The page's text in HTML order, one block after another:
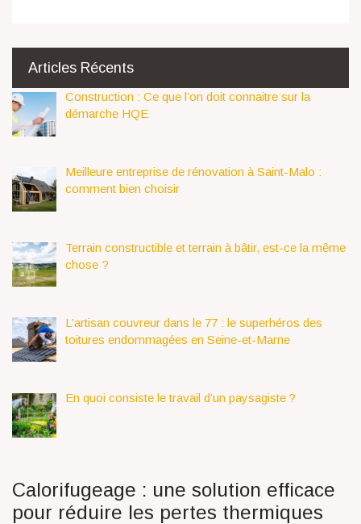
Articles Récents
Construction : Ce que l’on doit connaitre sur la
démarche HQE
Meilleure entreprise de rénovation à Saint-Malo :
comment bien choisir
Terrain constructible et terrain à bâtir, est-ce la même
chose ?
L’artisan couvreur dans le 77 : le superhéros des
toitures endommagées en Seine-et-Marne
En quoi consiste le travail d’un paysagiste ?
Calorifugeage : une solution efficace
pour réduire les pertes thermiques